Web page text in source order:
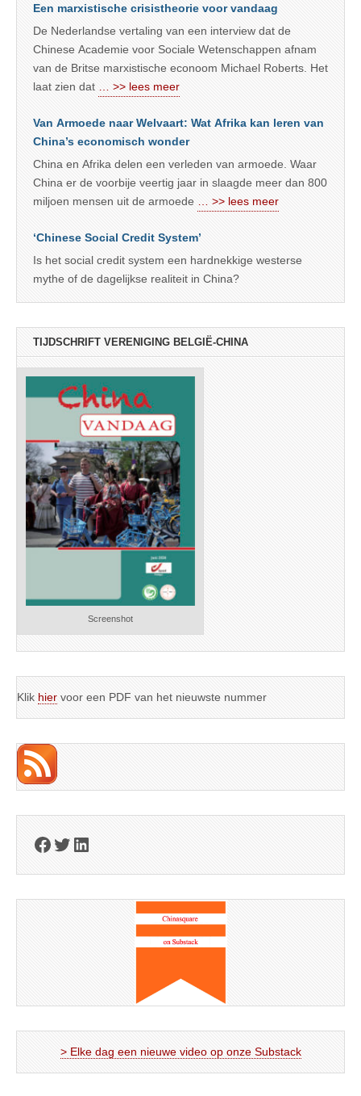
Een marxistische crisistheorie voor vandaag
De Nederlandse vertaling van een interview dat de
Chinese Academie voor Sociale Wetenschappen afnam
van de Britse marxistische econoom Michael Roberts. Het
laat zien dat
… >> lees meer
Van Armoede naar Welvaart: Wat Afrika kan leren van
China’s economisch wonder
China en Afrika delen een verleden van armoede. Waar
China er de voorbije veertig jaar in slaagde meer dan 800
miljoen mensen uit de armoede
… >> lees meer
‘Chinese Social Credit System’
Is het social credit system een hardnekkige westerse
mythe of de dagelijkse realiteit in China?
TIJDSCHRIFT VERENIGING BELGIË-CHINA
Screenshot
Klik hier voor een PDF van het nieuwste nummer
Facebook
Twitter
LinkedIn
> Elke dag een nieuwe video op onze Substack